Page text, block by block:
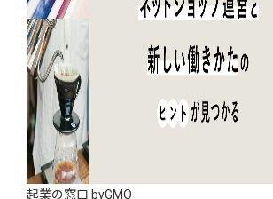
起業の窓口 byGMO